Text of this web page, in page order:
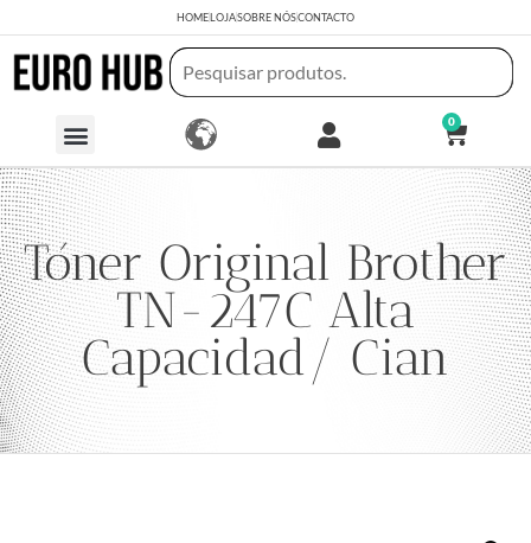
HOMELOJASOBRE NÓSCONTACTO
0
Tóner Original Brother
TN-247C Alta
Capacidad/ Cian